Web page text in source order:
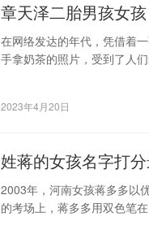
章天泽二胎男孩女
在网络发达的年代，凭借着
手拿奶茶的照片，受到了人
2023年4月20日
姓蒋的女孩名字打
2003年，河南女孩蒋多多以
的考场上，蒋多多用双色笔